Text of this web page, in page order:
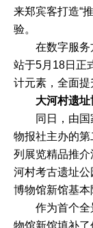
来郑宾客打造“
验。
在数字服务
站于5月18日正
计元素，全面提
大河村遗址
同日，由
物报社主办的
列展览精品推
河村考古遗址
博物馆新馆基本
作为首个
物馆新馆填补